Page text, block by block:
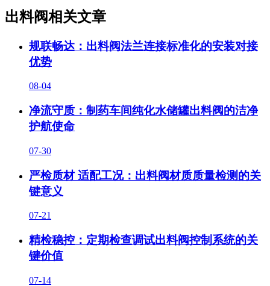
出料阀相关文章
规联畅达：出料阀法兰连接标准化的安装对接
优势
08-04
净流守质：制药车间纯化水储罐出料阀的洁净
护航使命
07-30
严检质材 适配工况：出料阀材质质量检测的关
键意义
07-21
精检稳控：定期检查调试出料阀控制系统的关
键价值
07-14